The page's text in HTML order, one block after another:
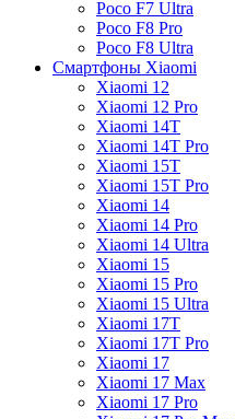
Poco F7 Ultra
Poco F8 Pro
Poco F8 Ultra
Смартфоны Xiaomi
Xiaomi 12
Xiaomi 12 Pro
Xiaomi 14T
Xiaomi 14T Pro
Xiaomi 15T
Xiaomi 15T Pro
Xiaomi 14
Xiaomi 14 Pro
Xiaomi 14 Ultra
Xiaomi 15
Xiaomi 15 Pro
Xiaomi 15 Ultra
Xiaomi 17T
Xiaomi 17T Pro
Xiaomi 17
Xiaomi 17 Max
Xiaomi 17 Pro